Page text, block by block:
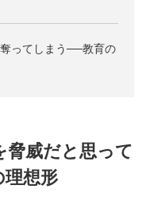
ってしまう──教育の
脅威だと思って
想形